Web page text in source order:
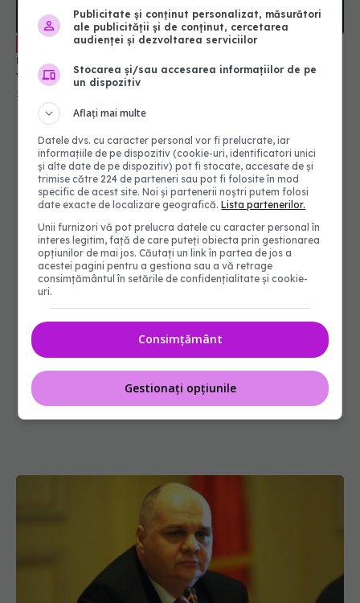
EXCLUSIV Dr. Doru Negru, diabetolog: Boala
noastră, a tuturor, se numește intoxicație cronică
voluntară cu mâncare, la un sedentar
23 apr 2021, 13:19
Publicitate și conținut personalizat, măsurători
ale publicității și de conținut, cercetarea
audienței și dezvoltarea serviciilor
Stocarea și/sau accesarea informațiilor de pe
un dispozitiv
Aflați mai multe
Datele dvs. cu caracter personal vor fi prelucrate, iar
informațiile de pe dispozitiv (cookie-uri, identificatori unici
și alte date de pe dispozitiv) pot fi stocate, accesate de și
trimise către 224 de parteneri sau pot fi folosite în mod
specific de acest site. Noi și partenerii noștri putem folosi
date exacte de localizare geografică.Lista partenerilor.
Unii furnizori vă pot prelucra datele cu caracter personal în
interes legitim, față de care puteți obiecta prin gestionarea
opțiunilor de mai jos. Căutați un link în partea de jos a
acestei pagini pentru a gestiona sau a vă retrage
consimțământul în setările de confidențialitate și cookie-
uri.
Consimțământ
Gestionați opțiunile